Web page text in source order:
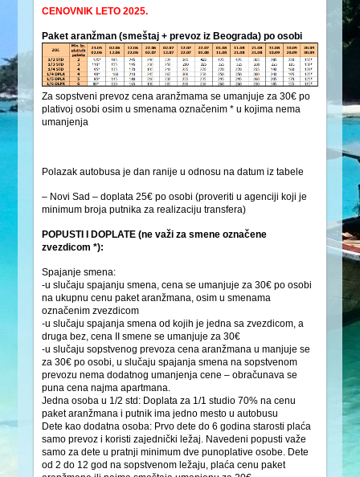
CENOVNIK LETO 2025.
Paket aranžman (smeštaj + prevoz iz Beograda) po osobi
Za sopstveni prevoz cena aranžmama se umanjuje za 30€ po
plativoj osobi osim u smenama označenim * u kojima nema
umanjenja
Polazak autobusa je dan ranije u odnosu na datum iz tabele
– Novi Sad – doplata 25€ po osobi (proveriti u agenciji koji je
minimum broja putnika za realizaciju transfera)
POPUSTI I DOPLATE (ne važi za smene označene
zvezdicom *):
Spajanje smena:
-u slučaju spajanju smena, cena se umanjuje za 30€ po osobi
na ukupnu cenu paket aranžmana, osim u smenama
označenim zvezdicom
-u slučaju spajanja smena od kojih je jedna sa zvezdicom, a
druga bez, cena II smene se umanjuje za 30€
-u slučaju sopstvenog prevoza cena aranžmana u manjuje se
za 30€ po osobi, u slučaju spajanja smena na sopstvenom
prevozu nema dodatnog umanjenja cene – obračunava se
puna cena najma apartmana.
Jedna osoba u 1/2 std: Doplata za 1/1 studio 70% na cenu
paket aranžmana i putnik ima jedno mesto u autobusu
Dete kao dodatna osoba: Prvo dete do 6 godina starosti plaća
samo prevoz i koristi zajednički ležaj. Navedeni popusti važe
samo za dete u pratnji minimum dve punoplative osobe. Dete
od 2 do 12 god na sopstvenom ležaju, plaća cenu paket